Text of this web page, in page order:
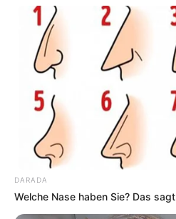
DARADA
Welche Nase haben Sie? Das